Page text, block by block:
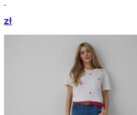
zł